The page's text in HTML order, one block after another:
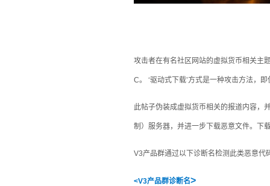
攻击者在有名社区网站的虚拟货币相关主
C。 ‘驱动式下载’方式是一种攻击方法，
此帖子伪装成虚拟货币相关的报道内容，
制）服务器，并进一步下载恶意文件。下
V3产品群通过以下诊断名检测此类恶意代
<V3产品群诊断名>